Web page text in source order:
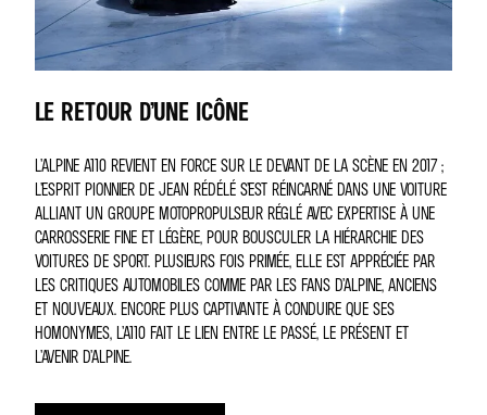
LE RETOUR D’UNE ICÔNE
L’ALPINE A110 REVIENT EN FORCE SUR LE DEVANT DE LA SCÈNE EN 2017 ;
L’ESPRIT PIONNIER DE JEAN RÉDÉLÉ S’EST RÉINCARNÉ DANS UNE VOITURE
ALLIANT UN GROUPE MOTOPROPULSEUR RÉGLÉ AVEC EXPERTISE À UNE
CARROSSERIE FINE ET LÉGÈRE, POUR BOUSCULER LA HIÉRARCHIE DES
VOITURES DE SPORT. PLUSIEURS FOIS PRIMÉE, ELLE EST APPRÉCIÉE PAR
LES CRITIQUES AUTOMOBILES COMME PAR LES FANS D’ALPINE, ANCIENS
ET NOUVEAUX. ENCORE PLUS CAPTIVANTE À CONDUIRE QUE SES
HOMONYMES, L’A110 FAIT LE LIEN ENTRE LE PASSÉ, LE PRÉSENT ET
L’AVENIR D’ALPINE.